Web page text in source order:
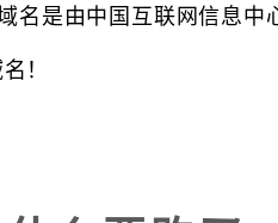
名是由中国互联网信息
！